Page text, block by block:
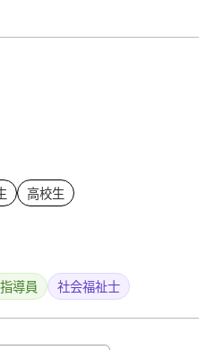
高校生
導員 社会福祉士